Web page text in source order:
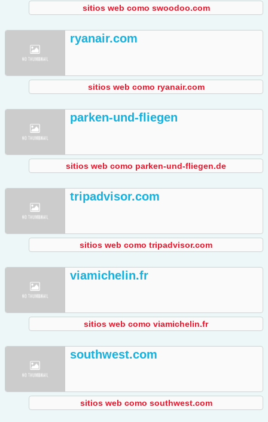
sitios web como swoodoo.com
ryanair.com
sitios web como ryanair.com
parken-und-fliegen
sitios web como parken-und-fliegen.de
tripadvisor.com
sitios web como tripadvisor.com
viamichelin.fr
sitios web como viamichelin.fr
southwest.com
sitios web como southwest.com